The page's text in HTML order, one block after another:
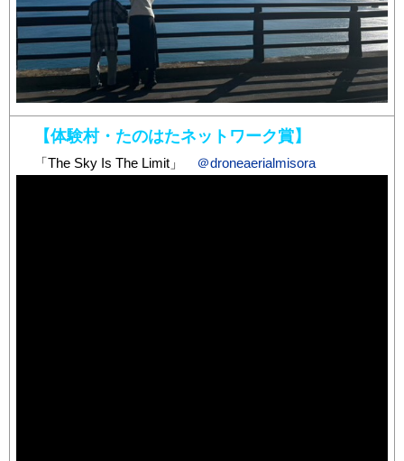
【体験村・たのはたネットワーク賞】
「The Sky Is The Limit」 ＠droneaerialmisora